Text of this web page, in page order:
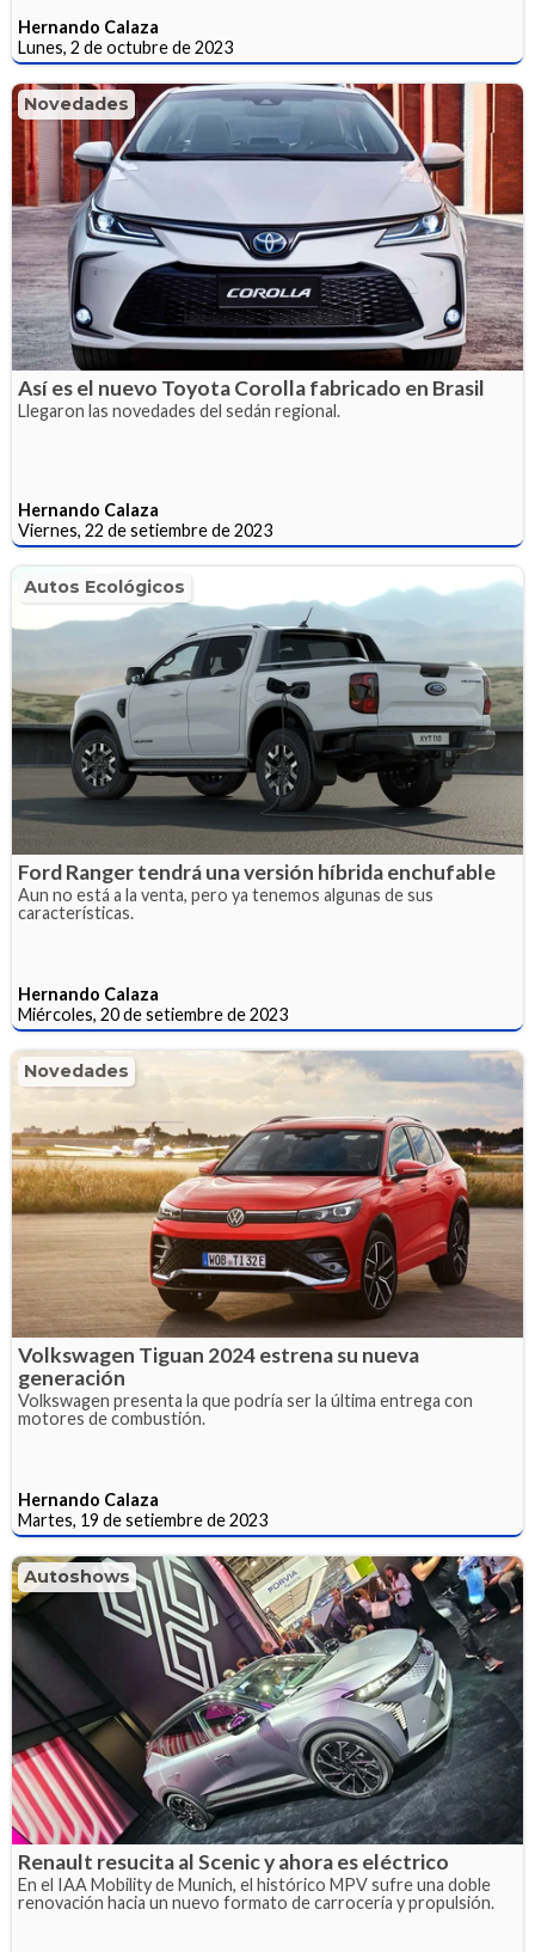
Hernando Calaza
Lunes, 2 de octubre de 2023
Novedades
Así es el nuevo Toyota Corolla fabricado en Brasil
Llegaron las novedades del sedán regional.
Hernando Calaza
Viernes, 22 de setiembre de 2023
Autos Ecológicos
Ford Ranger tendrá una versión híbrida enchufable
Aun no está a la venta, pero ya tenemos algunas de sus
características.
Hernando Calaza
Miércoles, 20 de setiembre de 2023
Novedades
Volkswagen Tiguan 2024 estrena su nueva
generación
Volkswagen presenta la que podría ser la última entrega con
motores de combustión.
Hernando Calaza
Martes, 19 de setiembre de 2023
Autoshows
Renault resucita al Scenic y ahora es eléctrico
En el IAA Mobility de Munich, el histórico MPV sufre una doble
renovación hacia un nuevo formato de carrocería y propulsión.